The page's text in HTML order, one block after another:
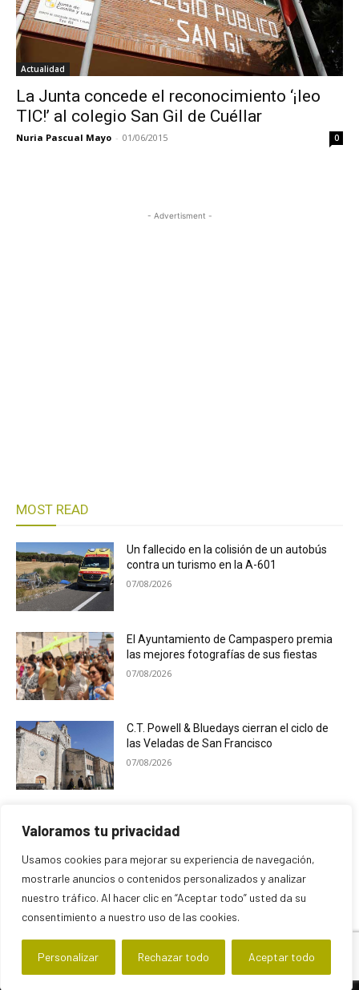
Valoramos tu privacidad
Usamos cookies para mejorar su experiencia de navegación,
mostrarle anuncios o contenidos personalizados y analizar
nuestro tráfico. Al hacer clic en “Aceptar todo” usted da su
consentimiento a nuestro uso de las cookies.
Personalizar Rechazar todo Aceptar todo
Actualidad
La Junta concede el reconocimiento ‘¡leo
TIC!’ al colegio San Gil de Cuéllar
Nuria Pascual Mayo - 01/06/2015 0
- Advertisment -
MOST READ
Un fallecido en la colisión de un autobús
contra un turismo en la A-601
07/08/2026
El Ayuntamiento de Campaspero premia
las mejores fotografías de sus fiestas
07/08/2026
C.T. Powell & Bluedays cierran el ciclo de
las Veladas de San Francisco
07/08/2026
programación ligada al eclipse solar
© Newspaper WordPress Theme by TagDiv